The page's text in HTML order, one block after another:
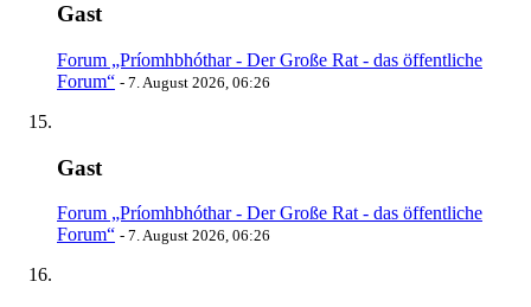
Gast
Forum „Príomhbhóthar - Der Große Rat - das öffentliche
Forum“ - 7. August 2026, 06:26
Gast
Forum „Príomhbhóthar - Der Große Rat - das öffentliche
Forum“ - 7. August 2026, 06:26